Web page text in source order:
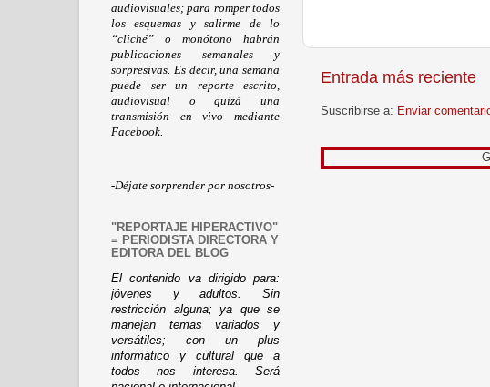
Entrada más reciente
Suscribirse a: Enviar
Gracias por
audiovisuales; para romper todos
los esquemas y salirme de lo
“cliché” o monótono habrán
publicaciones semanales y
sorpresivas. Es decir, una semana
puede ser un reporte escrito,
audiovisual o quizá una
transmisión en vivo mediante
Facebook.
-Déjate sorprender por nosotros-
"REPORTAJE HIPERACTIVO"
= PERIODISTA DIRECTORA Y
EDITORA DEL BLOG
El contenido va dirigido para:
jóvenes y adultos. Sin
restricción alguna; ya que se
manejan temas variados y
versátiles; con un plus
informático y cultural que a
todos nos interesa. Será